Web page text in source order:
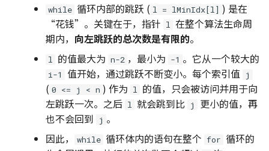
while 循环内部的跳跃 ( l = lMinIdx[l] ) 是在
“花钱”。关键在于，指针 l 在整个算法生命周
期内， 向左跳跃的总次数是有限的。
l 的值最大为 n-2 ，最小为 -1 。它从一个较大的
i-1 值开始，通过跳跃不断变小。每个索引值 j
( 0 <= j < n ) 作为 l 的值，只会被访问并用于向
左跳跃一次。之后 l 就会跳到比 j
更小的值，再
也不会回到
j 。
因此，
while 循环体内的语句在整个 for 循环的